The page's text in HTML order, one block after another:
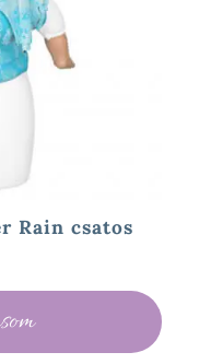
Rain csatos